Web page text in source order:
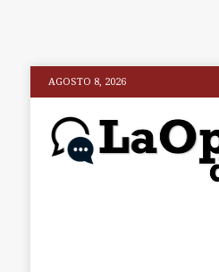
AGOSTO 8, 2026